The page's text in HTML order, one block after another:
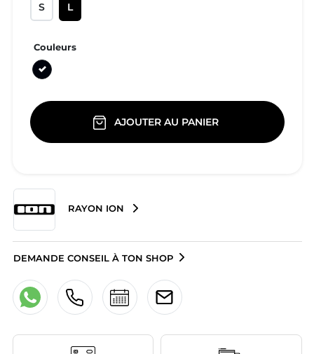
S L
Couleurs
Noir
AJOUTER AU PANIER
RAYON ION
DEMANDE CONSEIL À TON SHOP